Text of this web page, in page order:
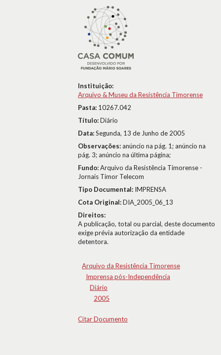
Instituição:
Arquivo & Museu da Resistência Timorense
Pasta: 10267.042
Título:Diário
Data:Segunda, 13 de Junho de 2005
Observações:anúncio na pág. 1; anúncio na
pág. 3; anúncio na última página;
Fundo:Arquivo da Resistência Timorense -
Jornais Timor Telecom
Tipo Documental: IMPRENSA
Cota Original:DIA_2005_06_13
Direitos:
A publicação, total ou parcial, deste documento
exige prévia autorização da entidade
detentora.
Arquivo da Resistência Timorense
Imprensa pós-Independência
Diário
2005
Citar Documento